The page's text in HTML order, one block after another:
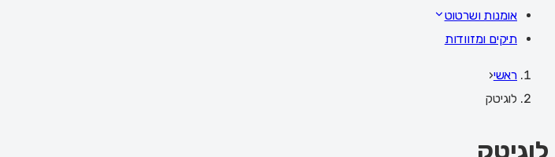
אומנות ושרטוט
תיקים ומזוודות
ראשי‹
לוגיטק